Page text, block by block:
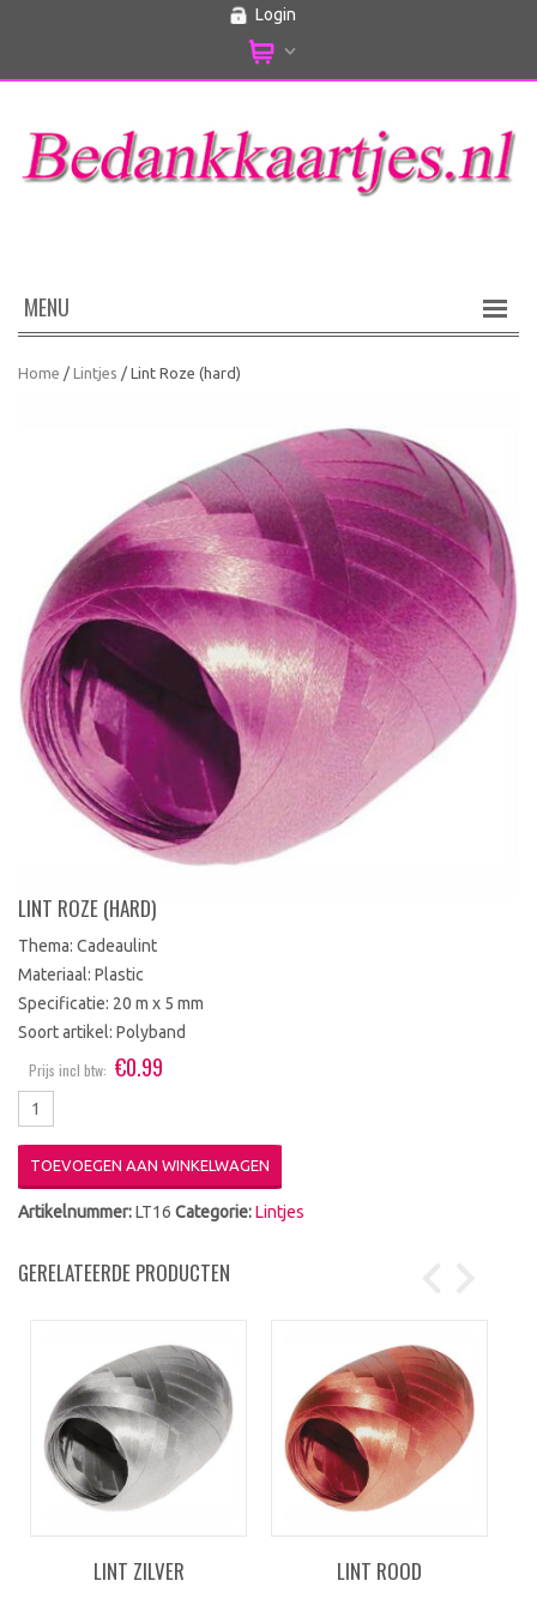
Login
MENU
Home / Lintjes / Lint Roze (hard)
LINT ROZE (HARD)
Thema: Cadeaulint
Materiaal: Plastic
Specificatie: 20 m x 5 mm
Soort artikel: Polyband
Prijs incl btw: €0.99
TOEVOEGEN AAN WINKELWAGEN
Artikelnummer:LT16 Categorie:Lintjes
GERELATEERDE PRODUCTEN
LINT ZILVER LINT ROOD